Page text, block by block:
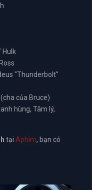
Hulk
"Thunderbolt"
của Bruce)
hùng, Tâm lý,
tại Aphim, bạn có